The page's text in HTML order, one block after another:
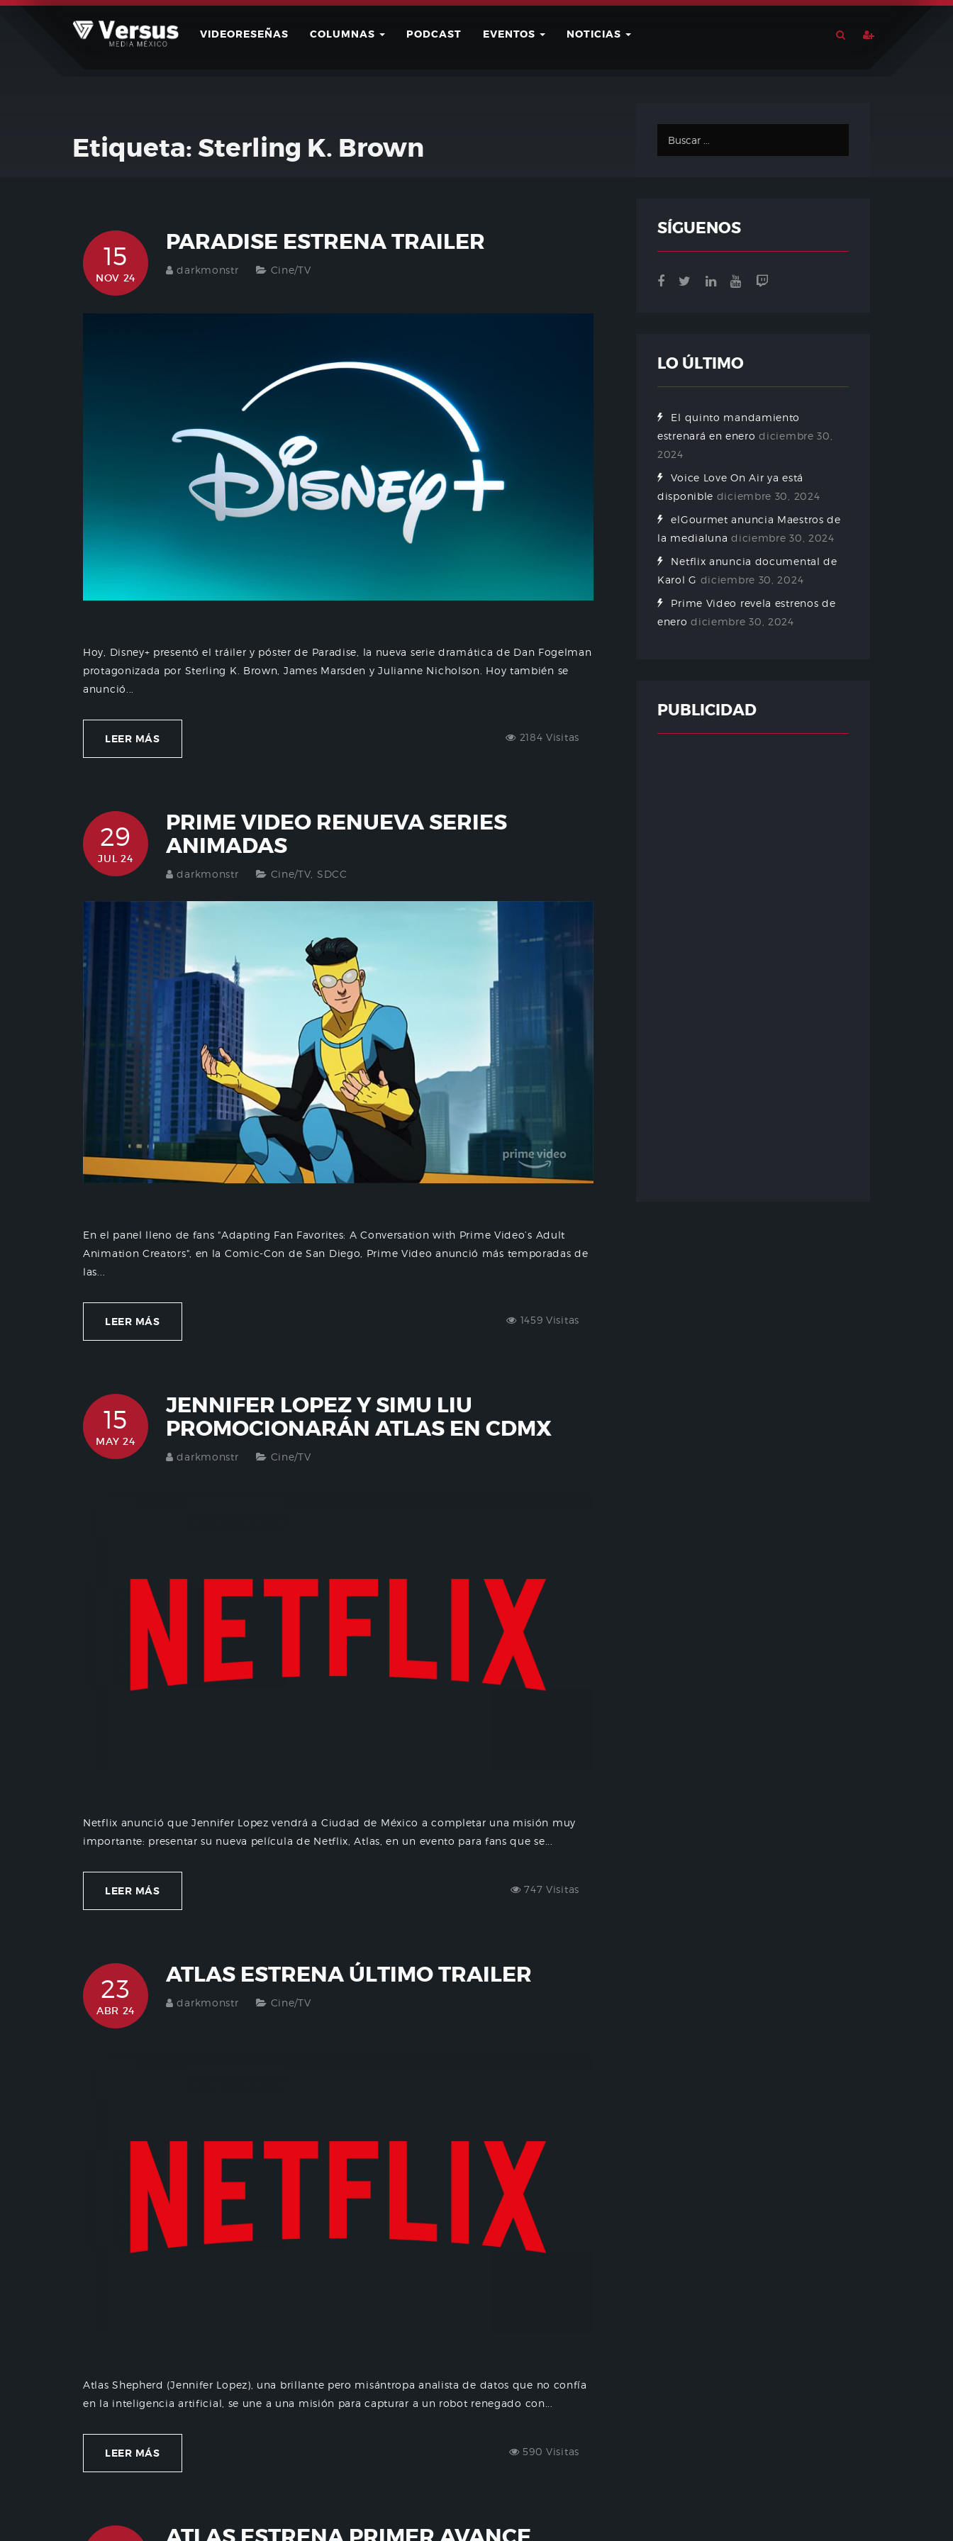
Skip
VIDEORESEÑAS COLUMNAS PODCAST EVENTOS NOTICIAS
Etiqueta: Sterling K. Brown
15
NOV 24
PARADISE ESTRENA TRAILER
darkmonstr Cine/TV
Hoy, Disney+ presentó el tráiler y póster de Paradise, la nueva serie dramática de Dan Fogelman
protagonizada por Sterling K. Brown, James Marsden y Julianne Nicholson. Hoy también se
anunció...
LEER MÁS 2184 Visitas
29
JUL 24
PRIME VIDEO RENUEVA SERIES
ANIMADAS
darkmonstr Cine/TV SDCC
En el panel lleno de fans "Adapting Fan Favorites: A Conversation with Prime Video’s Adult
Animation Creators", en la Comic-Con de San Diego, Prime Video anunció más temporadas de
las...
LEER MÁS 1459 Visitas
15
MAY 24
JENNIFER LOPEZ Y SIMU LIU
PROMOCIONARÁN ATLAS EN CDMX
darkmonstr Cine/TV
Netflix anunció que Jennifer Lopez vendrá a Ciudad de México a completar una misión muy
importante: presentar su nueva película de Netflix, Atlas, en un evento para fans que se...
LEER MÁS 747 Visitas
23
ABR 24
ATLAS ESTRENA ÚLTIMO TRAILER
darkmonstr Cine/TV
Atlas Shepherd (Jennifer Lopez), una brillante pero misántropa analista de datos que no confía
en la inteligencia artificial, se une a una misión para capturar a un robot renegado con...
LEER MÁS 590 Visitas
SÍGUENOS
LO ÚLTIMO
El quinto mandamiento
estrenará en enero diciembre 30,
2024
Voice Love On Air ya está
disponible diciembre 30, 2024
elGourmet anuncia Maestros de
la medialuna diciembre 30, 2024
Netflix anuncia documental de
Karol G diciembre 30, 2024
Prime Video revela estrenos de
enero diciembre 30, 2024
PUBLICIDAD